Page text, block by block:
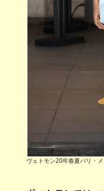
ヴェトモン20年春夏パリ・